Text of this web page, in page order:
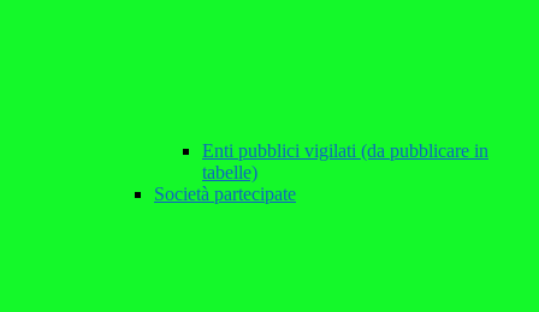
Enti pubblici vigilati (da pubblicare in
tabelle)
Società partecipate